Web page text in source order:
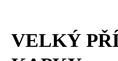
VELKÝ